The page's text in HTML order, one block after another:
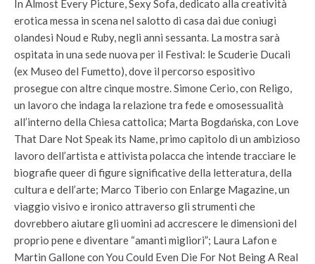
In Almost Every Picture, Sexy Sofa, dedicato alla creatività
erotica messa in scena nel salotto di casa dai due coniugi
olandesi Noud e Ruby, negli anni sessanta. La mostra sarà
ospitata in una sede nuova per il Festival: le Scuderie Ducali
(ex Museo del Fumetto), dove il percorso espositivo
prosegue con altre cinque mostre. Simone Cerio, con Religo,
un lavoro che indaga la relazione tra fede e omosessualità
all’interno della Chiesa cattolica; Marta Bogdańska, con Love
That Dare Not Speak its Name, primo capitolo di un ambizioso
lavoro dell’artista e attivista polacca che intende tracciare le
biografie queer di figure significative della letteratura, della
cultura e dell’arte; Marco Tiberio con Enlarge Magazine, un
viaggio visivo e ironico attraverso gli strumenti che
dovrebbero aiutare gli uomini ad accrescere le dimensioni del
proprio pene e diventare “amanti migliori”; Laura Lafon e
Martin Gallone con You Could Even Die For Not Being A Real